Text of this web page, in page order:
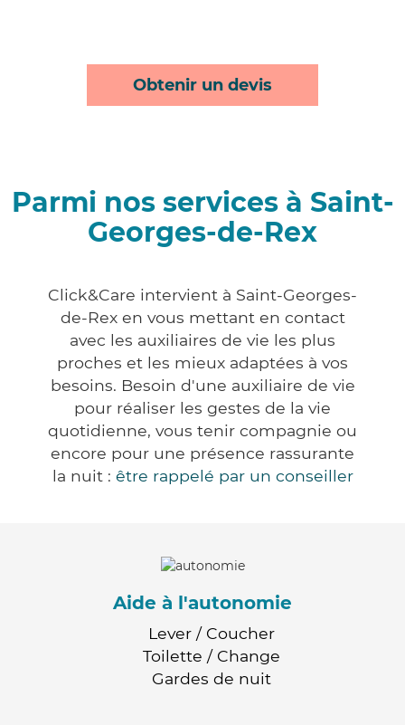
Obtenir un devis
Parmi nos services à Saint-
Georges-de-Rex
Click&Care intervient à Saint-Georges-
de-Rex en vous mettant en contact
avec les auxiliaires de vie les plus
proches et les mieux adaptées à vos
besoins. Besoin d'une auxiliaire de vie
pour réaliser les gestes de la vie
quotidienne, vous tenir compagnie ou
encore pour une présence rassurante
la nuit : être rappelé par un conseiller
Aide à l'autonomie
Lever / Coucher
Toilette / Change
Gardes de nuit